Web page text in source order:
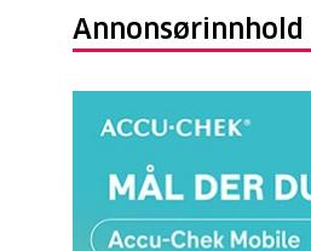
Annonsørinnhold